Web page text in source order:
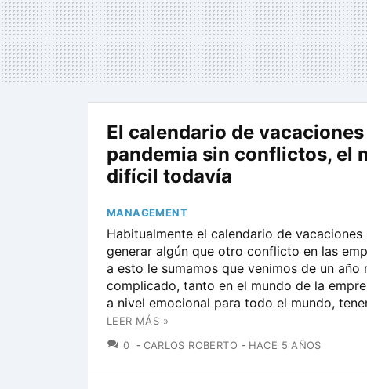
El calendario de vacaciones
pandemia sin conflictos, el
difícil todavía
MANAGEMENT
Habitualmente el calendario de vacaciones
generar algún que otro conflicto en las
a esto le sumamos que venimos de un año
complicado, tanto en el mundo de la
a nivel emocional para todo el mundo,
LEER MÁS »
0 COMENTARIOS
CARLOS ROBERTO HACE 5 AÑOS